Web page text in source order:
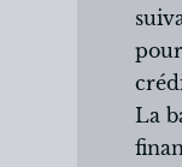
La